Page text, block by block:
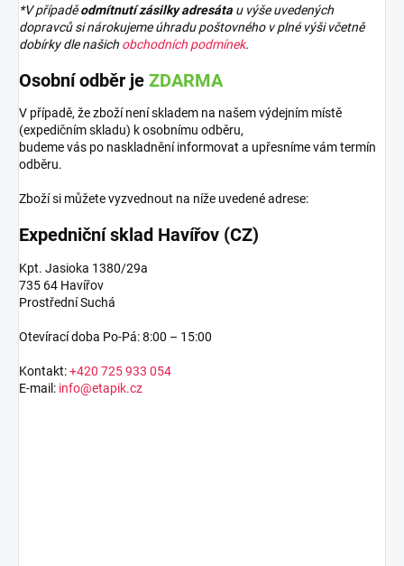
*V případěodmítnutí zásilky adresáta u výše uvedených
dopravců si nárokujeme úhradu poštovného v plné výši včetně
dobírky dle našich obchodních podmínek.
Osobní odběr je ZDARMA
V případě, že zboží není skladem na našem výdejním místě
(expedičním skladu) k osobnímu odběru,
budeme vás po naskladnění informovat a upřesníme vám termín
odběru.
Zboží si můžete vyzvednout na níže uvedené adrese:
Expedniční sklad Havířov (CZ)
Kpt. Jasioka 1380/29a
735 64 Havířov
Prostřední Suchá
Otevírací doba Po-Pá: 8:00 – 15:00
Kontakt:+420 725 933 054
E-mail: info@etapik.cz